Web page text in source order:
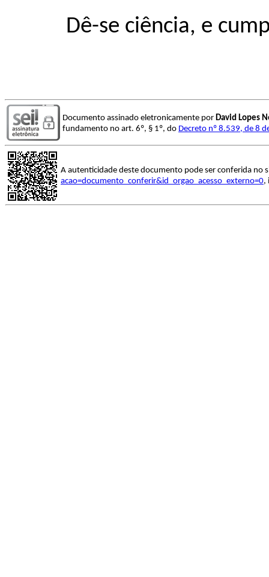
Dê-se ciência, e
Documento assinado eletronicamente por David Lopes
fundamento no art. 6º, § 1º, do Decreto nº 8.539, de 8
A autenticidade deste documento pode ser conferida no
acao=documento_conferir&id_orgao_acesso_externo=0,